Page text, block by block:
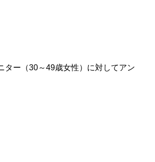
ター（30～49歳女性）に対してアン